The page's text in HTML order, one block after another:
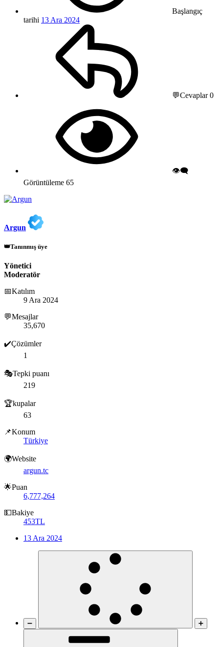
Başlangıç
tarihi 13 Ara 2024
💬Cevaplar0
👁️‍🗨️
Görüntüleme 65
Argun
👑Tanınmış üye
Yönetici
Moderatör
📅Katılım
9 Ara 2024
💬Mesajlar
35,670
✔️Çözümler
1
🎭Tepki puanı
219
🏆kupalar
63
📌Konum
Türkiye
🌍Website
argun.tc
🌟Puan
6,777,264
💵Bakiye
453TL
13 Ara 2024
➖ ➕